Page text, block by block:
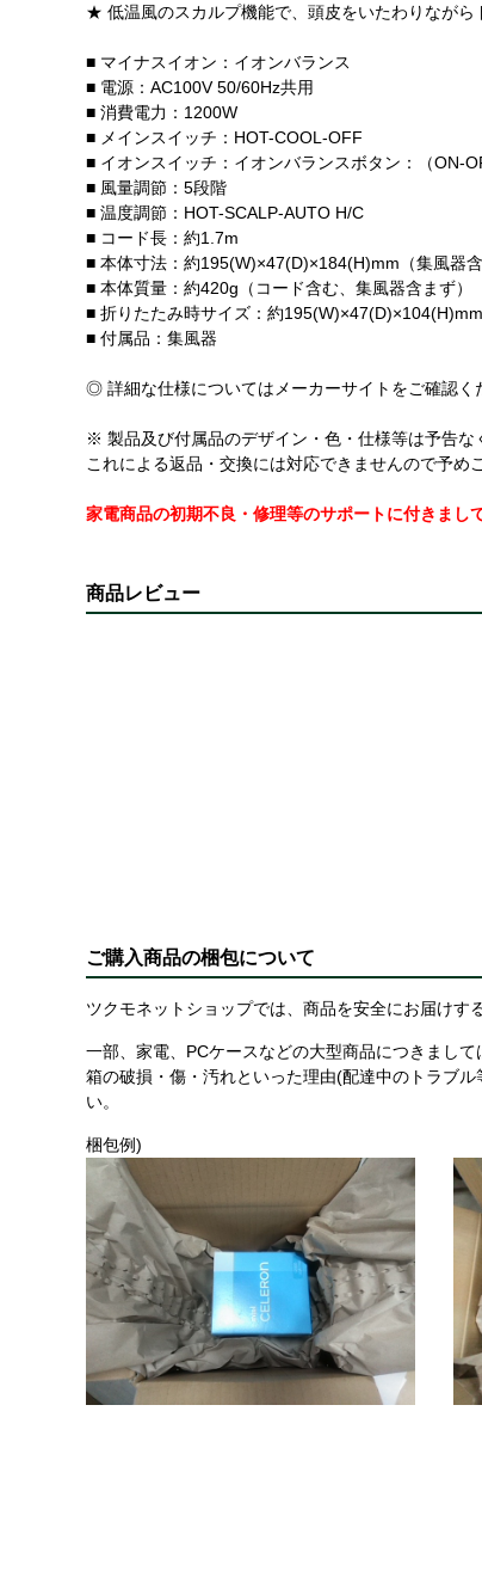
★ 低温風のスカルプ機能で、頭皮をいたわりながら
■ マイナスイオン：イオンバランス
■ 電源：AC100V 50/60Hz共用
■ 消費電力：1200W
■ メインスイッチ：HOT-COOL-OFF
■ イオンスイッチ：イオンバランスボタン：（ON-
■ 風量調節：5段階
■ 温度調節：HOT-SCALP-AUTO H/C
■ コード長：約1.7m
■ 本体寸法：約195(W)×47(D)×184(H)mm（集風器含
■ 本体質量：約420g（コード含む、集風器含まず）
■ 折りたたみ時サイズ：約
■ 付属品：集風器
◎ 詳細な仕様についてはメーカーサイトをご確認く
※ 製品及び付属品のデザイン・色・仕様等は予告な
これによる返品・交換には対応できませんので予め
家電商品の初期不良・修理等のサポートに付きまし
商品レビュー
ご購入商品の梱包について
ツクモネットショップでは、商品を安全にお届けす
一部、家電、PCケースなどの大型商品につきまし
箱の破損・傷・汚れといった理由(配達中のトラブ
い。
梱包例)